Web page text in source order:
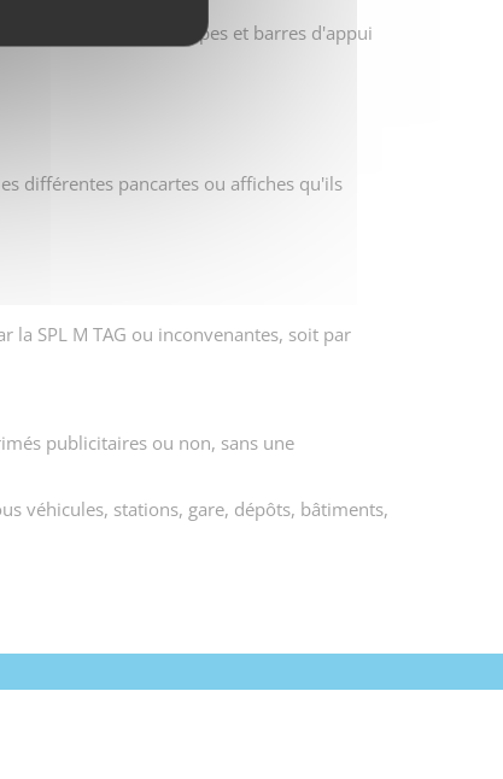
aux poignées, rampes et barres d'appui
différentes pancartes ou affiches qu'ils
SPL M TAG ou inconvenantes, soit par
publicitaires ou non, sans une
véhicules, stations, gare, dépôts, bâtiments,